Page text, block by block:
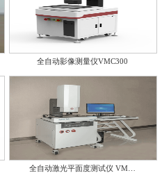
全自动影像测量仪VMC300
全自动激光平面度测试仪 VM…